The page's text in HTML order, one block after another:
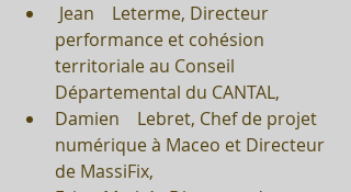
performance et cohésion
territoriale au Conseil
Départemental du CANTAL,
Damien    Lebret, Chef de projet
numérique à Maceo et Directeur
de MassiFix,